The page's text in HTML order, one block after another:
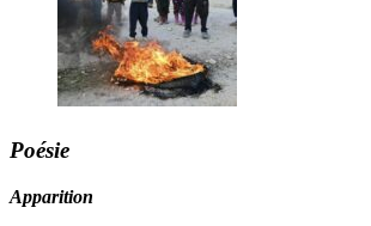
Poésie
Apparition